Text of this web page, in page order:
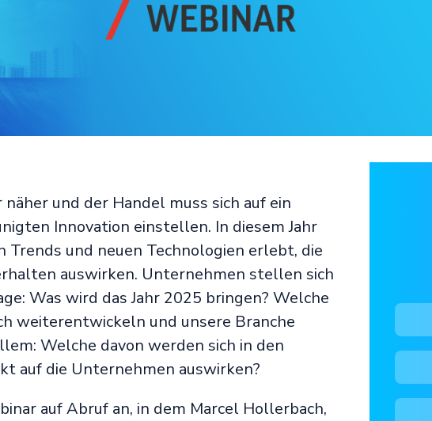
und der Handel muss sich auf ein
Innovation einstellen. In diesem Jahr
Trends und neuen Technologien erlebt, die
auswirken. Unternehmen stellen sich
Was wird das Jahr 2025 bringen? Welche
weiterentwickeln und unsere Branche
Welche davon werden sich in den
auf die Unternehmen auswirken?
auf Abruf an, in dem Marcel Hollerbach,